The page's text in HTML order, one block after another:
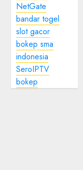
NetGate
bandar togel
slot gacor
bokep sma
indonesia
SeroIPTV
bokep